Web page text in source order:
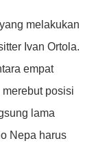
melakukan
Ivan Ortola.
empat
posisi
lama
Nepa harus